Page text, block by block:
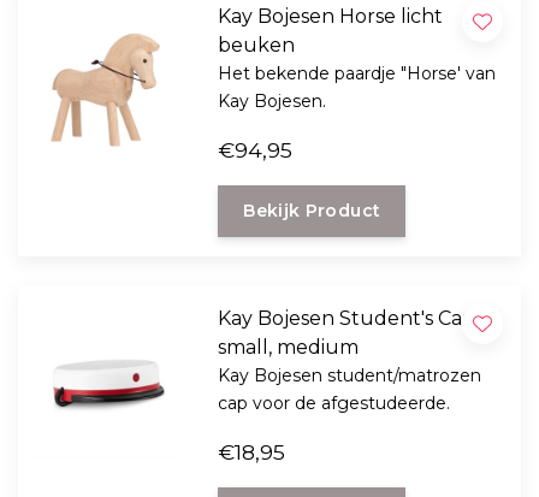
Kay Bojesen Horse licht
beuken
Het bekende paardje "Horse' van
Kay Bojesen.
€94,95
Bekijk Product
Kay Bojesen Student's Cap
small, medium
Kay Bojesen student/matrozen
cap voor de afgestudeerde.
€18,95